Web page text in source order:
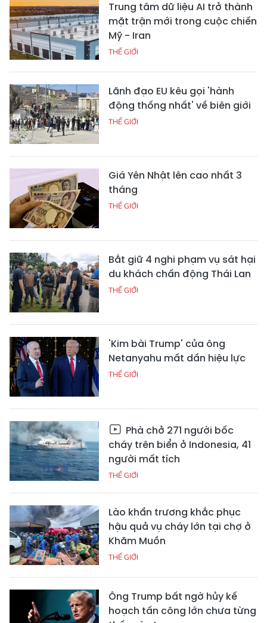
Trung tâm dữ liệu AI trở thành
mặt trận mới trong cuộc chiến
Mỹ - Iran
THẾ GIỚI
Lãnh đạo EU kêu gọi 'hành
động thống nhất' về biên giới
THẾ GIỚI
Giá Yên Nhật lên cao nhất 3
tháng
THẾ GIỚI
Bắt giữ 4 nghi phạm vụ sát hại
du khách chấn động Thái Lan
THẾ GIỚI
'Kim bài Trump' của ông
Netanyahu mất dần hiệu lực
THẾ GIỚI
Phà chở 271 người bốc
cháy trên biển ở Indonesia, 41
người mất tích
THẾ GIỚI
Lào khẩn trương khắc phục
hậu quả vụ cháy lớn tại chợ ở
Khăm Muồn
THẾ GIỚI
Ông Trump bất ngờ hủy kế
hoạch tấn công lớn chưa từng